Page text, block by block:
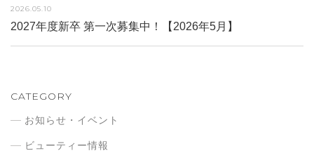
2026.05.10
2027年度新卒 第一次募集中！【2026年5月】
CATEGORY
お知らせ・イベント
ビューティー情報